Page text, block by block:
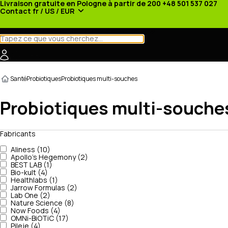
Livraison gratuite en Pologne à partir de 200 +48 501 537 027
Contact fr / US / EUR
SantéProbiotiquesProbiotiques multi-souches
Probiotiques multi-
Fabricants
Aliness (10)
Apollo's Hegemony (2)
BEST LAB (1)
Bio-kult (4)
Healthlabs (1)
Jarrow Formulas (2)
Lab One (2)
Nature Science (8)
Now Foods (4)
OMNi-BiOTiC (17)
Pileje (4)